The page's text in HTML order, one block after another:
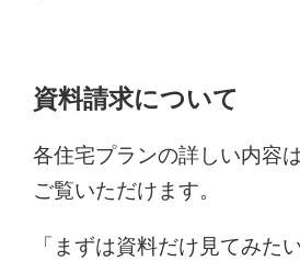
資料請求について
各住宅プランの詳しい内容
ご覧いただけます。
「まずは資料だけ見てみた